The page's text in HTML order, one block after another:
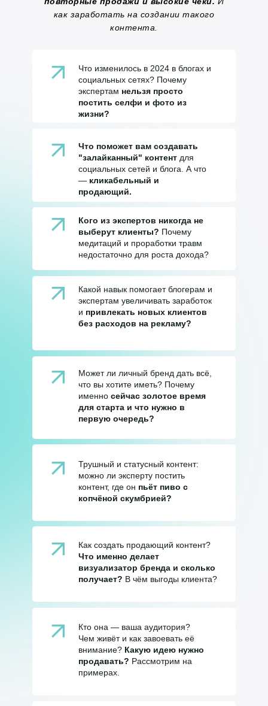
как заработать на создании такого
контента.
Что изменилось в 2024 в блогах и
социальных сетях? Почему
экспертам нельзя просто
постить селфи и фото из
жизни?
Какой навык помогает блогерам и
экспертам увеличивать заработок
и привлекать новых клиентов
без расходов на рекламу?
Как создать продающий контент?
Что именно делает
визуализатор бренда и сколько
получает? В чём выгоды клиента?
Что поможет вам создавать
"залайканный" контент для
социальных сетей и блога. А что
— кликабельный и
продающий.
Может ли личный бренд дать всё,
что вы хотите иметь? Почему
именно сейчас золотое время
для старта и что нужно в
первую очередь?
Кто она — ваша аудитория?
Чем живёт и как завоевать её
внимание? Какую идею нужно
продавать? Рассмотрим на
примерах.
Кого из экспертов никогда не
выберут клиенты? Почему
медитаций и проработки травм
недостаточно для роста дохода?
Трушный и статусный контент:
можно ли эксперту постить
контент, где он пьёт пиво с
копчёной скумбрией?